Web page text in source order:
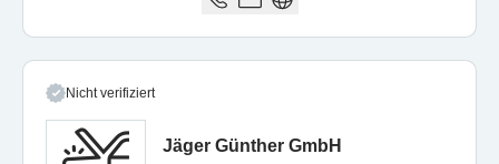
Nicht verifiziert
Jäger Günther GmbH